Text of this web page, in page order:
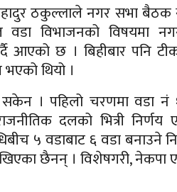
ठकुल्लाले नगर सभा
वडा विभाजनको विषयमा
छ । बिहीबार पनि
थियो ।
। पहिलो चरणमा वडा नं
दलको भित्री
५ वडाबाट ६ वडा बनाउने
छैनन् । विशेषगरी, नेकपा